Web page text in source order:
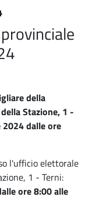
della
Stazione, 1 -
dalle ore
l'ufficio elettorale
1 - Terni:
ore 8:00 alle